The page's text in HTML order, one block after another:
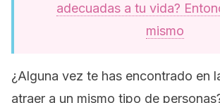
adecuadas a tu vida?
mismo
¿Alguna vez te has encontrado en
atraer a un mismo tipo de